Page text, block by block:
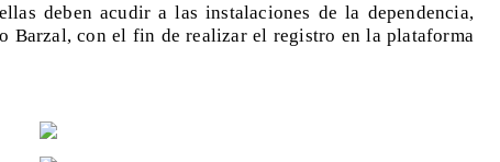
deben acudir a las instalaciones de la dependencia,
Barzal, con el fin de realizar el registro en la plataforma